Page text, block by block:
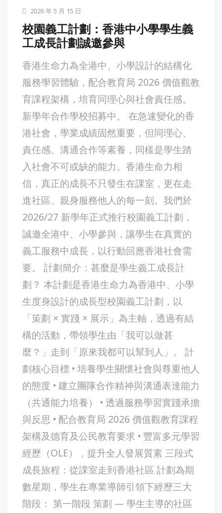
2026 年 5 月 15 日
校園義工計劃：香港中小學學生義
工成長計劃誠邀參與
香港生命力為全港中、小學設計的結構化
服務學習體驗，配合教育局 2026 價值觀教
育課程架構，培育同理心與社會責任感。
新學年合作學校招募中。 在急速變化的香
港社會，學業成績固然重要，但同理心、
責任感、溝通合作等素養，同樣是學生踏
入社會不可或缺的能力。香港生命力相
信，真正的成長不只發生在課室，更在走
進社區、親身服務他人的每一刻。我們於
2026/27 新學年正式推行校園義工計劃，
誠邀全港中、小學參與，讓學生在真實的
義工服務中成長，以行動回應香港社會需
要。 計劃簡介：甚麼是學生義工成長計
劃？ 本計劃是香港生命力為香港中、小學
生度身設計的成長型校園義工計劃，以
「策劃 × 實踐 × 展示」為主軸，透過有結
構的活動，帶領學生由「我可以做甚
麼？」走到「原來我都可以幫到人」。 計
劃核心目標 • 培養學生關懷社會與尊重他人
的態度 • 建立團隊合作精神與溝通表達能力
（共通能力培養） • 透過服務學習實踐承擔
與反思 • 配合教育局 2026 價值觀教育課程
架構及德育及公民教育要求 • 豐富多元學習
經歷（OLE），提升全人發展質素 三段式
成長旅程：從課室走到香港社區 計劃為期
數星期，學生在專業導師引領下經歷三大
階段： 第一階段 策劃 — 學生主導的社區